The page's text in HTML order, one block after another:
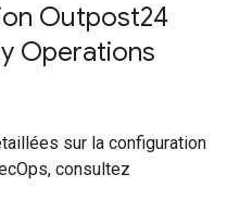
Outpost24
Operations
sur la configuration
consultez